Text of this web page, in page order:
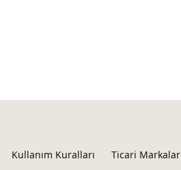
Kullanım Kuralları Ticari Markalar